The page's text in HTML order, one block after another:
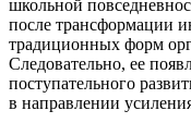
школьной
после трансформации
традиционных форм
Следовательно, ее
поступательного
в направлении